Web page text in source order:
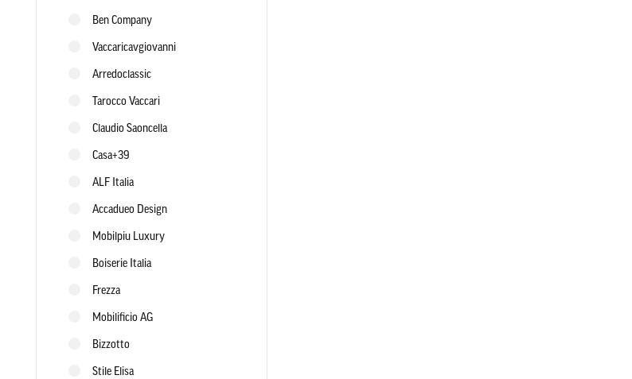
Ben Company
Vaccaricavgiovanni
Arredoclassic
Tarocco Vaccari
Claudio Saoncella
Casa+39
ALF Italia
Accadueo Design
Mobilpiu Luxury
Boiserie Italia
Frezza
Mobilificio AG
Bizzotto
Stile Elisa